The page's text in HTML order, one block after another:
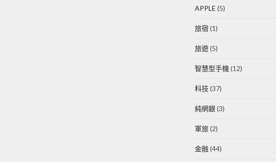
APPLE (5)
旅宿 (1)
旅遊(5)
智慧型手機 (12)
科技 (37)
純網銀 (3)
軍旅(2)
金融 (44)